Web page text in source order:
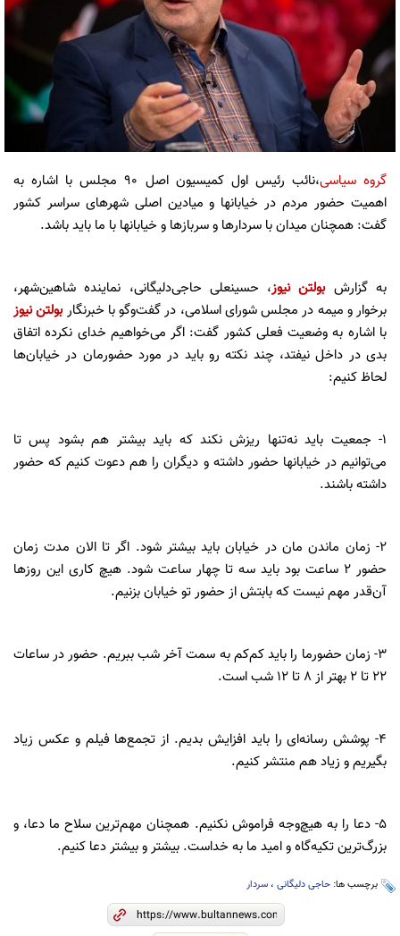
گروه سیاسی
،نائب رئیس اول کمیسیون اصل 90 مجلس با اشاره به
اهمیت حضور مردم در خیابانها و میادین اصلی شهرهای سراسر کشور
گفت: همچنان میدان با سردارها و سربازها و خیابانها با ما باید باشد.
به گزارشبولتن نیوز، حسینعلی حاجی‌دلیگانی، نماینده شاهین‌شهر،
برخوار و میمه در مجلس شورای اسلامی، در گفت‌وگو با خبرنگاربولتن نیوز
با اشاره به وضعیت فعلی کشور گفت: اگر می‌خواهیم خدای نکرده اتفاق
بدی در داخل نیفتد، چند نکته رو باید در مورد حضورمان در خیابان‌ها
لحاظ کنیم:
۱- جمعیت باید نه‌تنها ریزش نکند که باید بیشتر هم بشود پس تا
می‌توانیم در خیابانها حضور داشته و دیگران را هم دعوت کنیم که حضور
داشته باشند.
۲- زمان ماندن مان در خیابان باید بیشتر شود. اگر تا الان مدت زمان
حضور 2 ساعت بود باید سه تا چهار ساعت شود. هیچ کاری این روزها
آن‌قدر مهم نیست که بابتش از حضور تو خیابان بزنیم.
۳- زمان حضورما را باید کم‌کم به سمت آخر شب ببریم. حضور در ساعات
۲۲ تا ۲ بهتر از ۸ تا ۱۲ شب است.
۴- پوشش رسانه‌ای را باید افزایش بدیم. از تجمع‌ها فیلم و عکس زیاد
بگیریم و زیاد هم منتشر کنیم.
۵- دعا را به هیچ‌وجه فراموش نکنیم. همچنان مهم‌ترین سلاح ما دعا، و
بزرگ‌ترین تکیه‌گاه و امید ما به خداست. بیشتر و بیشتر دعا کنیم.
برچسب ها: حاجی دلیگانی ، سردار